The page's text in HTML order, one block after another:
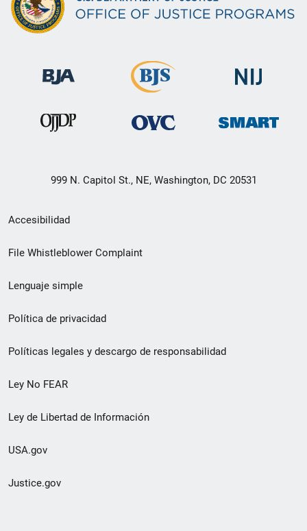
999 N. Capitol St., NE, Washington, DC 20531
Menú
de
de
pie
de
página
Accesibilidad
File Whistleblower Complaint
Lenguaje simple
Política de privacidad
Políticas legales y descargo de responsabilidad
Ley No FEAR
Ley de Libertad de Información
USA.gov
Justice.gov